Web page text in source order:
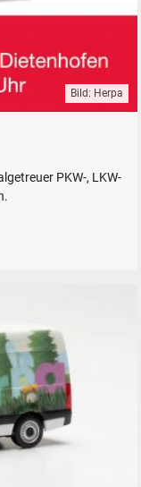
Bild: Herpa
PKW-, LKW-